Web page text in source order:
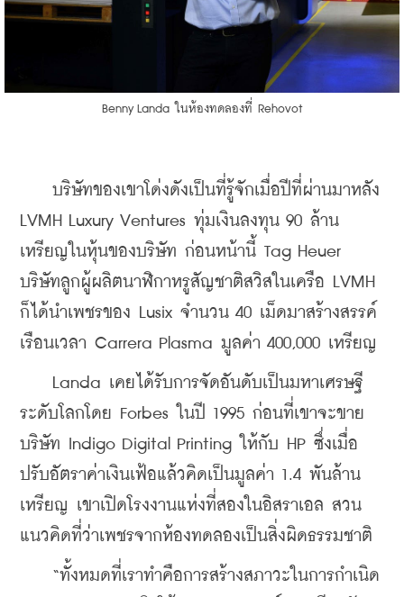
Benny Landa ในห้องทดลองที่ Rehovot
บริษัทของเขาโด่งดังเป็นที่รู้จักเมื่อปีที่ผ่านมาหลัง
LVMH Luxury Ventures ทุ่มเงินลงทุน 90 ล้าน
เหรียญในหุ้นของบริษัท ก่อนหน้านี้ Tag Heuer
บริษัทลูกผู้ผลิตนาฬิกาหรูสัญชาติสวิสในเครือ LVMH
ก็ได้นำเพชรของ Lusix จำนวน 40 เม็ดมาสร้างสรรค์
เรือนเวลา Carrera Plasma มูลค่า 400,000 เหรียญ
Landa เคยได้รับการจัดอันดับเป็นมหาเศรษฐี
ระดับโลกโดย Forbes ในปี 1995 ก่อนที่เขาจะขาย
บริษัท Indigo Digital Printing ให้กับ HP ซึ่งเมื่อ
ปรับอัตราค่าเงินเฟ้อแล้วคิดเป็นมูลค่า 1.4 พันล้าน
เหรียญ เขาเปิดโรงงานแห่งที่สองในอิสราเอล สวน
แนวคิดที่ว่าเพชรจากห้องทดลองเป็นสิ่งผิดธรรมชาติ
“ทั้งหมดที่เราทำคือการสร้างสภาวะในการกำเนิด